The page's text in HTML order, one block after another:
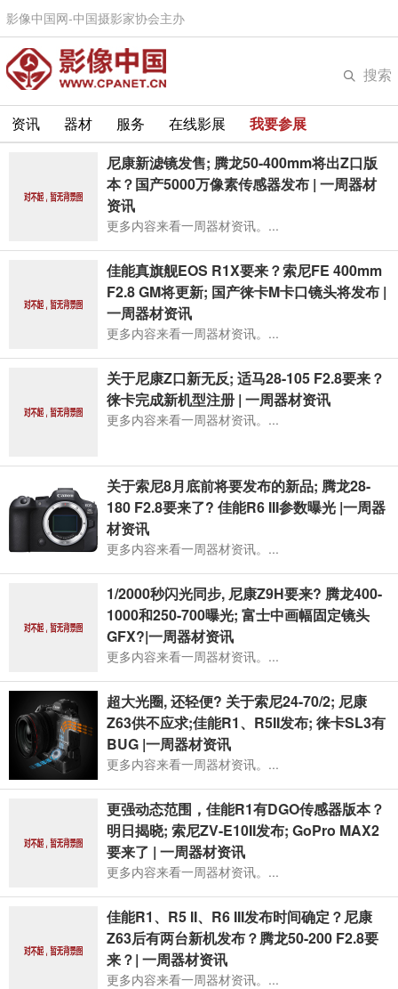
影像中国网-中国摄影家协会主办
搜索
资讯 器材 服务 在线影展
我要参展
尼康新滤镜发售; 腾龙50-400mm将出Z口版
本？国产5000万像素传感器发布 | 一周器材
资讯
更多内容来看一周器材资讯。...
佳能真旗舰EOS R1X要来？索尼FE 400mm
F2.8 GM将更新; 国产徕卡M卡口镜头将发布 |
一周器材资讯
更多内容来看一周器材资讯。...
关于尼康Z口新无反; 适马28-105 F2.8要来？
徕卡完成新机型注册 | 一周器材资讯
更多内容来看一周器材资讯。...
关于索尼8月底前将要发布的新品; 腾龙28-
180 F2.8要来了? 佳能R6 III参数曝光 |一周器
材资讯
更多内容来看一周器材资讯。...
1/2000秒闪光同步, 尼康Z9H要来? 腾龙400-
1000和250-700曝光; 富士中画幅固定镜头
GFX?|一周器材资讯
更多内容来看一周器材资讯。...
超大光圈, 还轻便? 关于索尼24-70/2; 尼康
Z63供不应求;佳能R1、R5II发布; 徕卡SL3有
BUG |一周器材资讯
更多内容来看一周器材资讯。...
更强动态范围，佳能R1有DGO传感器版本？
明日揭晓; 索尼ZV-E10II发布; GoPro MAX2
要来了 | 一周器材资讯
更多内容来看一周器材资讯。...
佳能R1、R5 II、R6 III发布时间确定？尼康
Z63后有两台新机发布？腾龙50-200 F2.8要
来？| 一周器材资讯
更多内容来看一周器材资讯。...